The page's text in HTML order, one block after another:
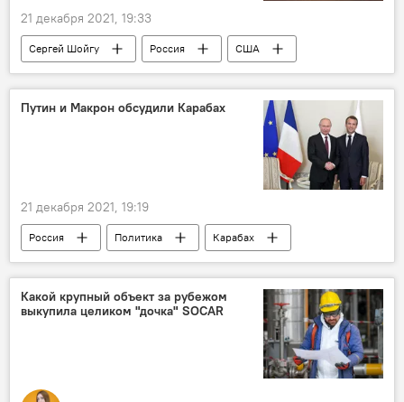
21 декабря 2021, 19:33
Сергей Шойгу Россия
США
НАТО
Армия Провокации
Путин и Макрон обсудили Карабах
21 декабря 2021, 19:19
Россия Политика
Карабах
Владимир Путин
Эммануэль Макрон
Какой крупный объект за рубежом
выкупила целиком "дочка" SOCAR